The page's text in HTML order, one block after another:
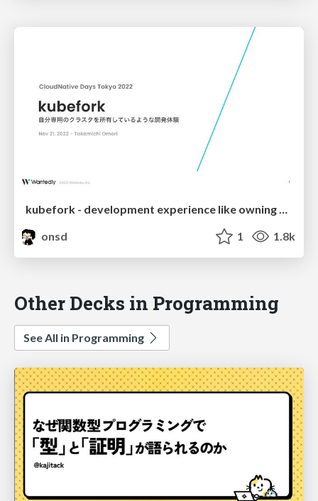
kubefork - development experience like owning your own cluster
onsd
1 1.8k
Other Decks in Programming
See All in Programming